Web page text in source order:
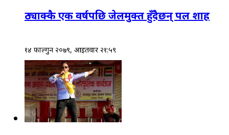
ठ्याक्कै एक वर्षपछि जेलमुक्त हुँदैछन् पल शाह
१४ फाल्गुन २०७९, आईतवार २१:५९